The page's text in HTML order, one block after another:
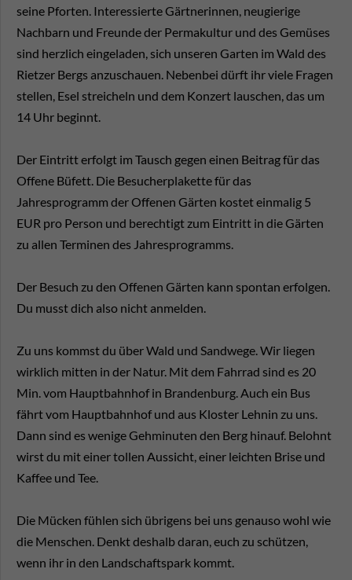
seine Pforten. Interessierte Gärtnerinnen, neugierige
Nachbarn und Freunde der Permakultur und des Gemüses
sind herzlich eingeladen, sich unseren Garten im Wald des
Rietzer Bergs anzuschauen. Nebenbei dürft ihr viele Fragen
stellen, Esel streicheln und dem Konzert lauschen, das um
14 Uhr beginnt.
Der Eintritt erfolgt im Tausch gegen einen Beitrag für das
Offene Büfett. Die Besucherplakette für das
Jahresprogramm der Offenen Gärten kostet einmalig 5
EUR pro Person und berechtigt zum Eintritt in die Gärten
zu allen Terminen des Jahresprogramms.
Der Besuch zu den Offenen Gärten kann spontan erfolgen.
Du musst dich also nicht anmelden.
Zu uns kommst du über Wald und Sandwege. Wir liegen
wirklich mitten in der Natur. Mit dem Fahrrad sind es 20
Min. vom Hauptbahnhof in Brandenburg. Auch ein Bus
fährt vom Hauptbahnhof und aus Kloster Lehnin zu uns.
Dann sind es wenige Gehminuten den Berg hinauf. Belohnt
wirst du mit einer tollen Aussicht, einer leichten Brise und
Kaffee und Tee.
Die Mücken fühlen sich übrigens bei uns genauso wohl wie
die Menschen. Denkt deshalb daran, euch zu schützen,
wenn ihr in den Landschaftspark kommt.